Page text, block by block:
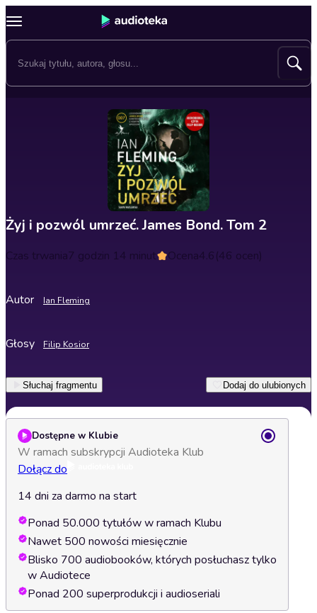
Żyj i pozwól umrzeć. James Bond. Tom 2
Czas trwania7 godzin 14 minut Ocena4.6(46 ocen)
Autor Ian Fleming
Głosy Filip Kosior
Słuchaj fragmentu Dodaj do ulubionych
Dostępne w Klubie
W ramach subskrypcji Audioteka Klub
Dołącz do
14 dni za darmo na start
Ponad 50.000 tytułów w ramach Klubu
Nawet 500 nowości miesięcznie
Blisko 700 audiobooków, których posłuchasz tylko
w Audiotece
Ponad 200 superprodukcji i audioseriali